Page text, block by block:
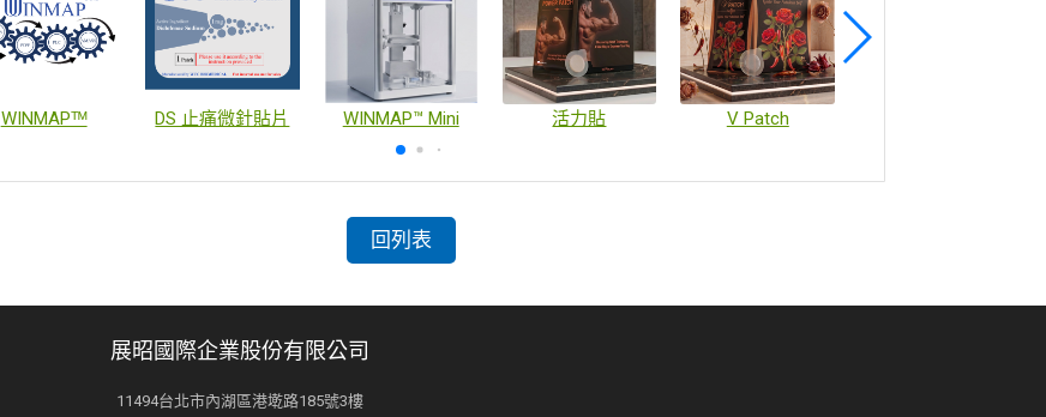
WINMAPᵀᴹ DS 止痛微針貼片 WINMAP™ Mini 活力貼 V Patch
回列表
展昭國際企業股份有限公司
11494台北市內湖區港墘路185號3樓